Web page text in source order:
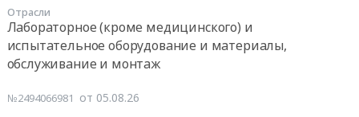
Отрасли
Лабораторное (кроме медицинского) и
испытательное оборудование и материалы,
обслуживание и монтаж
№2494066981 от 05.08.26